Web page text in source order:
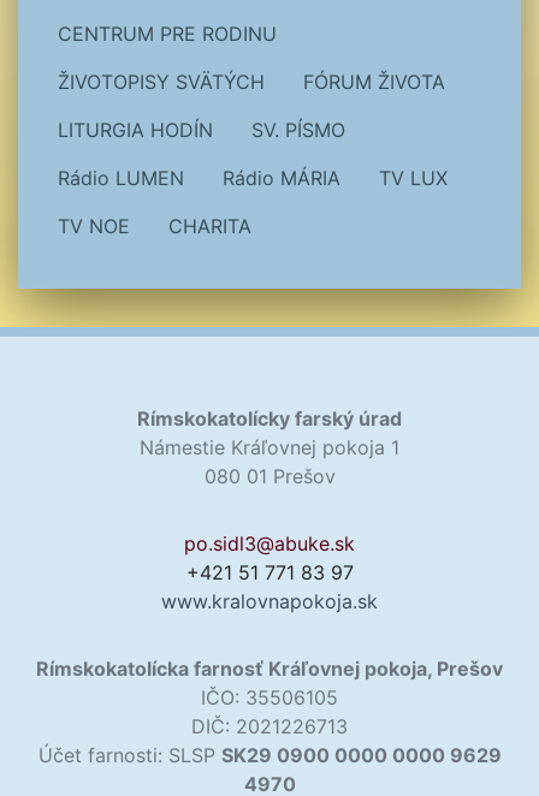
CENTRUM PRE RODINU
ŽIVOTOPISY SVÄTÝCH
FÓRUM ŽIVOTA
LITURGIA HODÍN
SV. PÍSMO
Rádio LUMEN
Rádio MÁRIA
TV LUX
TV NOE
CHARITA
Rímskokatolícky farský úrad
Námestie Kráľovnej pokoja 1
080 01 Prešov
po.sidl3@abuke.sk
+421 51 771 83 97
www.kralovnapokoja.sk
Rímskokatolícka farnosť Kráľovnej pokoja, Prešov
IČO: 35506105
DIČ: 2021226713
Účet farnosti: SLSP SK29 0900 0000 0000 9629
4970